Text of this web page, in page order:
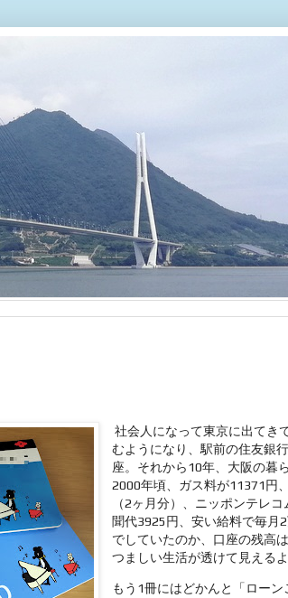
社会人になって東京に出てき
むようになり、駅前の住友銀
座。それから10年、大阪の暮
2000年頃、ガス料が11371円
（2ヶ月分）、ニッポンテレ
聞代3925円、安い給料で毎月
でしていたのか、口座の残高
つましい生活が透けて見える
もう1冊にはどかんと「ローン